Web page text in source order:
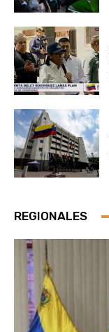
REGIONALES